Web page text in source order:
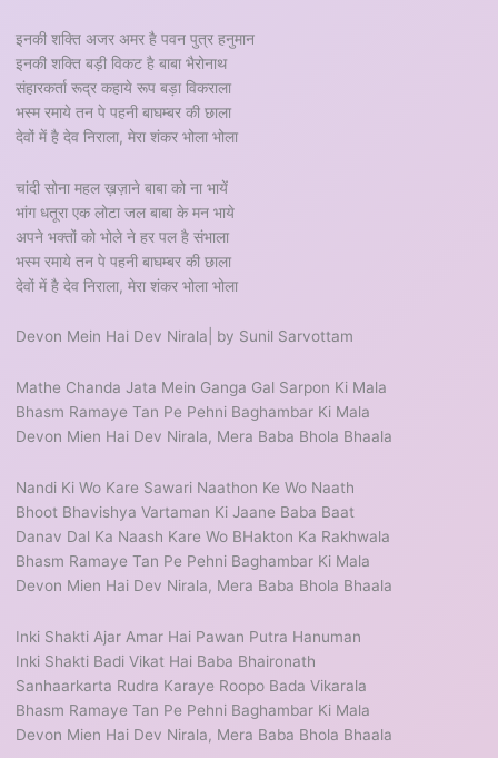
इनकी शक्ति अजर अमर है पवन पुत्र हनुमान
इनकी शक्ति बड़ी विकट है बाबा भैरोनाथ
संहारकर्ता रूद्र कहाये रूप बड़ा विकराला
भस्म रमाये तन पे पहनी बाघम्बर की छाला
देवों में है देव निराला, मेरा शंकर भोला भोला
चांदी सोना महल ख़ज़ाने बाबा को ना भायें
भांग धतूरा एक लोटा जल बाबा के मन भाये
अपने भक्तों को भोले ने हर पल है संभाला
भस्म रमाये तन पे पहनी बाघम्बर की छाला
देवों में है देव निराला, मेरा शंकर भोला भोला
Devon Mein Hai Dev Nirala| by Sunil Sarvottam
Mathe Chanda Jata Mein Ganga Gal Sarpon Ki Mala
Bhasm Ramaye Tan Pe Pehni Baghambar Ki Mala
Devon Mien Hai Dev Nirala, Mera Baba Bhola Bhaala
Nandi Ki Wo Kare Sawari Naathon Ke Wo Naath
Bhoot Bhavishya Vartaman Ki Jaane Baba Baat
Danav Dal Ka Naash Kare Wo BHakton Ka Rakhwala
Bhasm Ramaye Tan Pe Pehni Baghambar Ki Mala
Devon Mien Hai Dev Nirala, Mera Baba Bhola Bhaala
Inki Shakti Ajar Amar Hai Pawan Putra Hanuman
Inki Shakti Badi Vikat Hai Baba Bhaironath
Sanhaarkarta Rudra Karaye Roopo Bada Vikarala
Bhasm Ramaye Tan Pe Pehni Baghambar Ki Mala
Devon Mien Hai Dev Nirala, Mera Baba Bhola Bhaala